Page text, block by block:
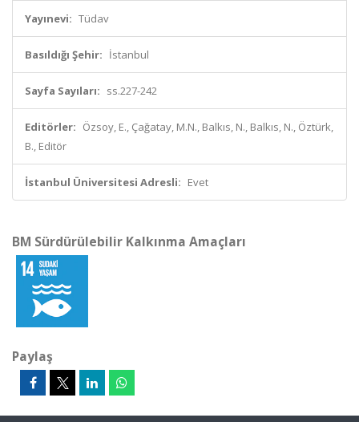
Yayınevi: Tüdav
Basıldığı Şehir: İstanbul
Sayfa Sayıları: ss.227-242
Editörler: Özsoy, E., Çağatay, M.N., Balkıs, N., Balkıs, N., Öztürk,
B., Editör
İstanbul Üniversitesi Adresli: Evet
BM Sürdürülebilir Kalkınma Amaçları
Paylaş